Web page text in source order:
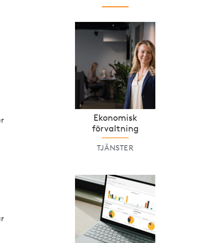
Ekonomisk
förvaltning
TJÄNSTER